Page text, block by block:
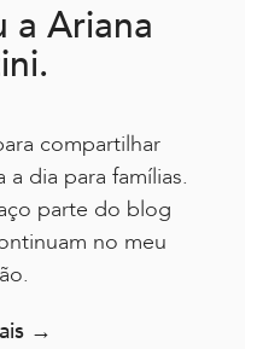
a Ariana
compartilhar
dia para famílias.
parte do blog
no meu
→